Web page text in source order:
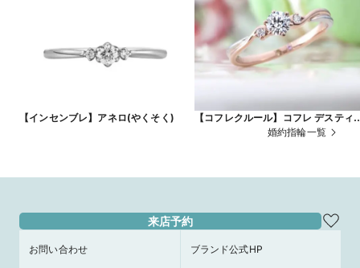
【インセンブレ】アネロ(やくそく)
【コフレクルール】コフレ デスティ
婚約指輪一覧
来店予約
お問い合わせ ブランド公式HP